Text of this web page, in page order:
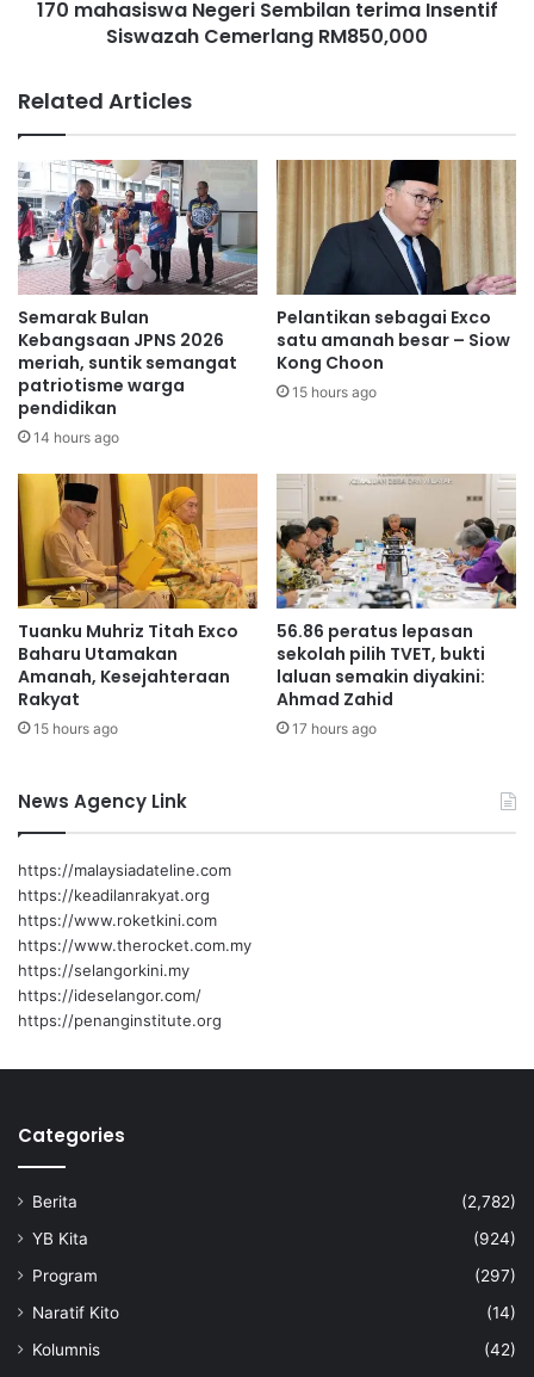
n
a
j
i
n
g
t
e
r
b
i
a
r
e
g
e
r
i
S
e
m
b
i
l
a
n
t
r
i
m
a
n
s
e
n
t
i
i
s
w
a
z
a
h
C
e
a
R
M
5
0
170 mahasiswa Negeri Sembilan terima Insentif
Siswazah Cemerlang RM850,000
Related Articles
Semarak Bulan
Kebangsaan JPNS 2026
meriah, suntik semangat
patriotisme warga
pendidikan
14 hours ago
Pelantikan sebagai Exco
satu amanah besar – Siow
Kong Choon
15 hours ago
Tuanku Muhriz Titah Exco
Baharu Utamakan
Amanah, Kesejahteraan
Rakyat
15 hours ago
56.86 peratus lepasan
sekolah pilih TVET, bukti
laluan semakin diyakini:
Ahmad Zahid
17 hours ago
News Agency Link
https://malaysiadateline.com
https://keadilanrakyat.org
https://www.roketkini.com
https://www.therocket.com.my
https://selangorkini.my
https://ideselangor.com/
https://penanginstitute.org
Categories
Berita
(2,782)
YB Kita
(924)
Program
(297)
Naratif Kito
(14)
Kolumnis
(42)